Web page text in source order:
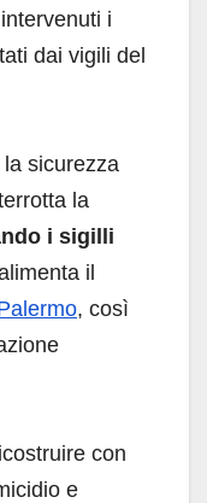
i
dai vigili del
sicurezza
la
i sigilli
il
, così
con
e